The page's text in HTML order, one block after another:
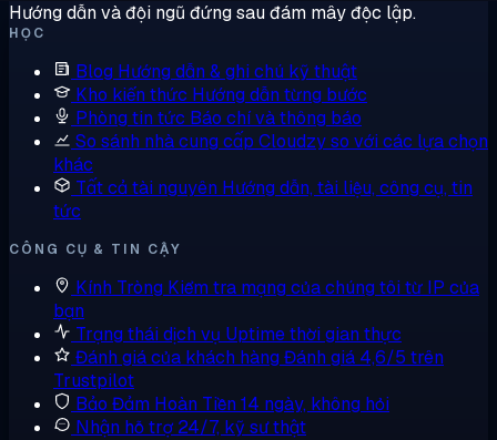
Hướng dẫn và đội ngũ đứng sau đám mây độc lập.
HỌC
Blog Hướng dẫn & ghi chú kỹ thuật
Kho kiến thức Hướng dẫn từng bước
Phòng tin tức Báo chí và thông báo
So sánh nhà cung cấp Cloudzy so với các lựa chọn
khác
Tất cả tài nguyên Hướng dẫn, tài liệu, công cụ, tin
tức
CÔNG CỤ & TIN CẬY
Kính Tròng Kiểm tra mạng của chúng tôi từ IP của
bạn
Trạng thái dịch vụ Uptime thời gian thực
Đánh giá của khách hàng Đánh giá 4,6/5 trên
Trustpilot
Bảo Đảm Hoàn Tiền 14 ngày, không hỏi
Nhận hỗ trợ 24/7, kỹ sư thật